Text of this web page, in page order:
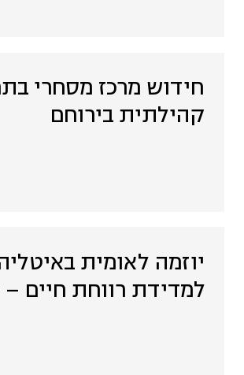
חידוש מרכז מסחרי
קהילתית בירוחם
יוזמה לאומית
למדידת רווחת חיים – BES